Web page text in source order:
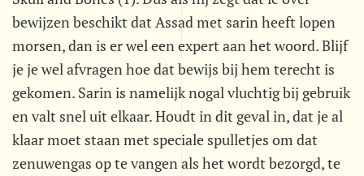
bewijzen beschikt dat Assad met sarin heeft lopen
morsen, dan is er wel een expert aan het woord. Blijf
je je wel afvragen hoe dat bewijs bij hem terecht is
gekomen. Sarin is namelijk nogal vluchtig bij gebruik
en valt snel uit elkaar. Houdt in dit geval in, dat je al
klaar moet staan met speciale spulletjes om dat
zenuwengas op te vangen als het wordt bezorgd, te